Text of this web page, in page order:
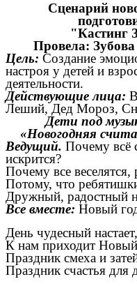
Сценарий
"Кастинг
Провела: Зубова
Цель: Создание
настроя у детей и
деятельности.
Действующие лица:
Леший, Дед Мороз,
Дети под
«Новогодняя
Ведущий. Почему всё
искрится?
Почему все веселятся,
Потому, что
Дружный, радостный
Все вместе: Новый
День чудесный настает,
К нам приходит
Праздник смеха и
Праздник счастья для